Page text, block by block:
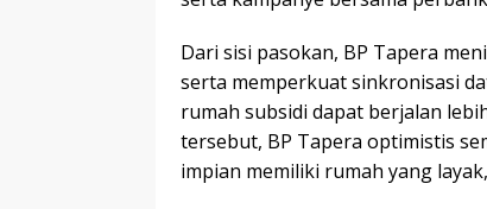
Dari sisi pasokan, BP Tapera
serta memperkuat sinkronisasi
rumah subsidi dapat berjalan
tersebut, BP Tapera optimistis
impian memiliki rumah yang